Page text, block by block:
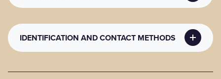
PAYMENT METHODS
Payment method : Direct payment, Master Card, Visa
IDENTIFICATION AND CONTACT METHODS
PUBLIC CONTACT METHODS